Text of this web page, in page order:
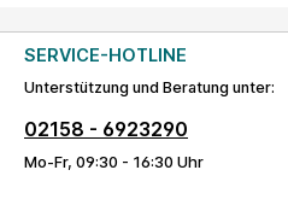
SERVICE-HOTLINE
Unterstützung und Beratung unter:
02158 - 6923290
Mo-Fr, 09:30 - 16:30 Uhr